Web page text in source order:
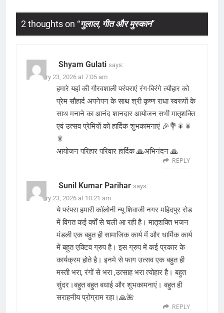
2 thoughts on “गुलाल, गीत और मुस्कान”
Shyam Gulati says:
February 23, 2026 at 7:05 am
हमारे यहां की गौरवशाली परंपराएं रंग-बिरंगे त्यौहार को
प्रेम सौहार्द अपनेपन के साथ श्री कृष्ण राधा स्वरूपों के
साथ मनाने का आनंद शानदार आयोजन सभी मातृशक्ति
एवं उत्सव प्रेमियों को हार्दिक शुभकामनाएं 🎉💐🎇🎇
🎇
आयोजन परिहार परिवार हार्दिक 🙏अभिनंदन 🙏
REPLY
Sunil Kumar Parihar says:
February 23, 2026 at 10:21 am
ये परंपरा हमारी कॉलोनी न्यू शिवाजी नगर महिदपुर रोड
में विगत कई वर्षों से चली आ रही है। मातृशक्ति भजन
मंडली एक बहुत ही सामाजिक कार्य में और धार्मिक कार्य
में बहुत एक्टिव ग्रुप है। इस ग्रुप में कई प्रकार के
कार्यक्रम होते है। इनमे से फाग उत्सव एक बहुत ही
मस्ती भरा, रंगों से भरा ,उत्साह भरा त्योहार है। बहुत
सुंदर।बहुत बहुत बधाई और शुभकामनाएं। बहुत ही
सराहनीय प्रोग्राम रहा।🙏🌺
REPLY